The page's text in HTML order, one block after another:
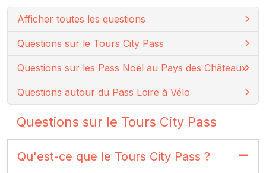
Afficher toutes les questions
Questions sur le Tours City Pass
Questions sur les Pass Noël au Pays des Châteaux
Questions autour du Pass Loire à Vélo
Questions sur le Tours City Pass
Qu'est-ce que le Tours City Pass ?